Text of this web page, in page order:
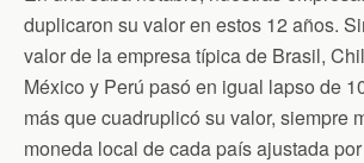
duplicaron su valor en estos 12 años.
valor de la empresa típica de Brasil,
México y Perú pasó en igual lapso de
más que cuadruplicó su valor, siempre
moneda local de cada país ajustada